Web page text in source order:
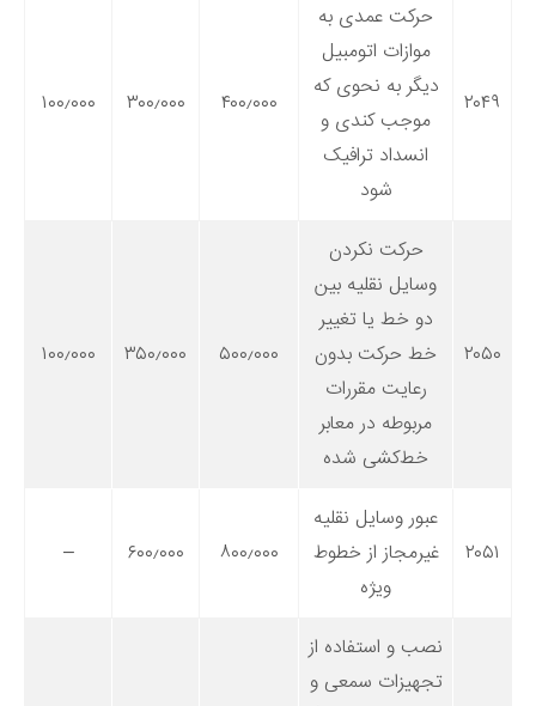
۲۰۴۹
حرکت عمدی به
موازات اتومبیل
دیگر به نحوی که
موجب کندی و
انسداد ترافیک
شود
۴۰۰٫۰۰۰ ۳۰۰٫۰۰۰ ۱۰۰٫۰۰۰
۲۰۵۰
حرکت نکردن
وسایل نقلیه بین
دو خط یا تغییر
خط حرکت بدون
رعایت مقررات
مربوطه در معابر
خط‌کشی شده
۵۰۰٫۰۰۰ ۳۵۰٫۰۰۰ ۱۰۰٫۰۰۰
۲۰۵۱
عبور وسایل نقلیه
غیرمجاز از خطوط
ویژه
۸۰۰٫۰۰۰ ۶۰۰٫۰۰۰ –
نصب و استفاده از
تجهیزات سمعی و